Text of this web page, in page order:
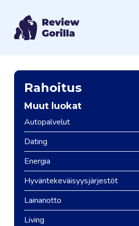
Rahoitus
Muut luokat
Autopalvelut
Dating
Energia
Hyväntekeväisyysjärjestöt
Lainanotto
Living